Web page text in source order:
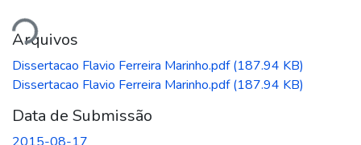
Arquivos
Dissertacao Flavio Ferreira Marinho.pdf(187.94 KB)
Dissertacao Flavio Ferreira Marinho.pdf(187.94 KB)
Data de Submissão